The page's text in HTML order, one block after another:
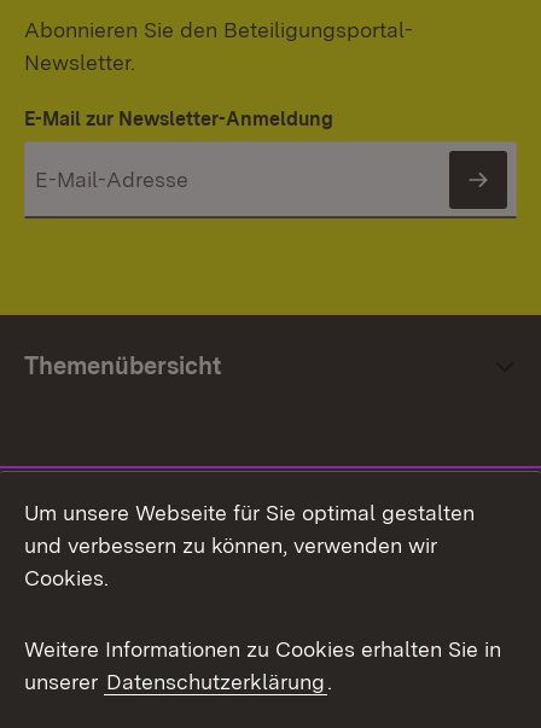
Abonnieren Sie den Beteiligungsportal-
Newsletter.
E-Mail zur Newsletter-Anmeldung
Themenübersicht
Facebook
X / Twitter
Youtube
Um unsere Webseite für Sie optimal gestalten
und verbessern zu können, verwenden wir
Cookies.
Weitere Informationen zu Cookies erhalten Sie in
unserer Datenschutzerklärung.